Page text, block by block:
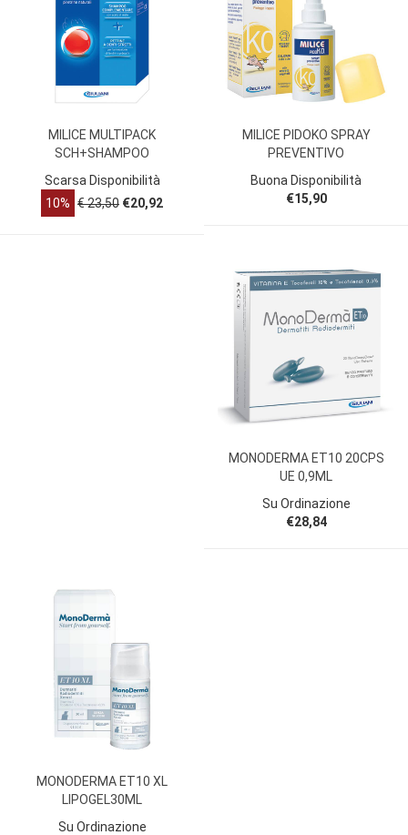
MILICE MULTIPACK
SCH+SHAMPOO
Scarsa Disponibilità
10% € 23,50 €20,92
MILICE PIDOKO SPRAY
PREVENTIVO
Buona Disponibilità
€15,90
MONODERMA ET10 20CPS
UE 0,9ML
Su Ordinazione
€28,84
MONODERMA ET10 XL
LIPOGEL30ML
Su Ordinazione